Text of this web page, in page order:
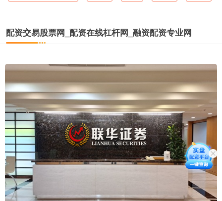
配资交易股票网_配资在线杠杆网_融资配资专业网